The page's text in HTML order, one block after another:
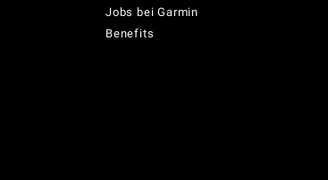
Jobs bei Garmin
Benefits